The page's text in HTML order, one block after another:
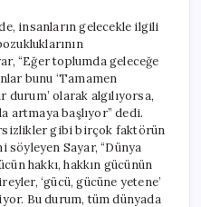
insanların gelecekle ilgili
“Eğer toplumda geleceğe
bunu ‘Tamamen
olarak algılıyorsa,
artmaya başlıyor” dedi.
gibi birçok faktörün
söyleyen Sayar, “Dünya
hakkı, hakkın gücünün
‘gücü, gücüne yetene’
Bu durum, tüm dünyada